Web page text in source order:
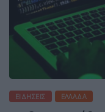
ΕΙΔΉΣΕΙΣ ΕΛΛΆΔΑ